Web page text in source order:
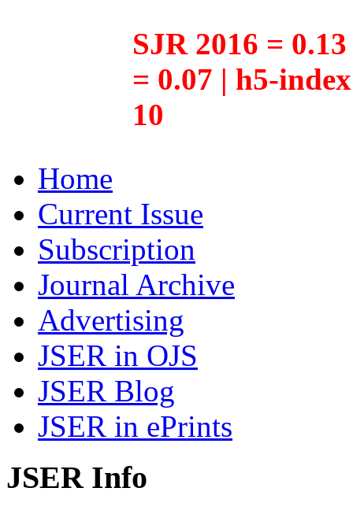
SJR 2016 =
= 0.07 | h5-
10
Home
Current Issue
Subscription
Journal Archive
Advertising
JSER in OJS
JSER Blog
JSER in ePrints
JSER Info